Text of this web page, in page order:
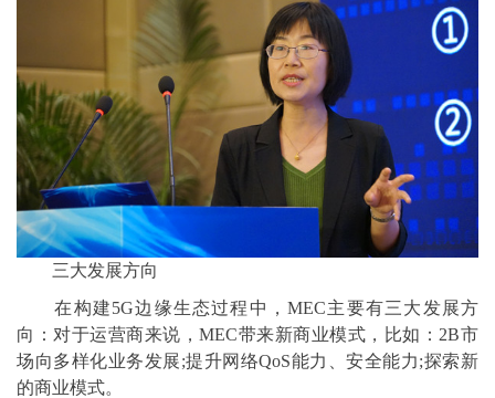
三大发展方向
在构建5G边缘生态过程中，MEC主要有三大发展方
向：对于运营商来说，MEC带来新商业模式，比如：2B市
场向多样化业务发展;提升网络QoS能力、安全能力;探索新
的商业模式。